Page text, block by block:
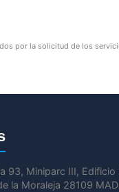
por la solicitud de los
93, Miniparc III, Edificio
la Moraleja 28109